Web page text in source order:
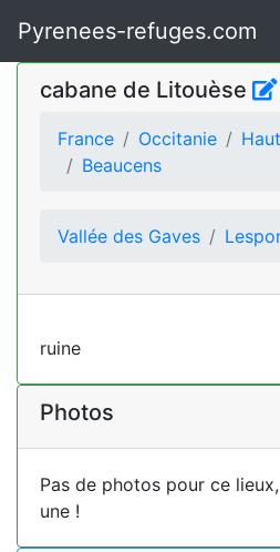
Pyrenees-refuges.com
cabane de Litouèse
France Occitanie
Beaucens
Vallée des Gaves
ruine
Photos
Pas de photos pour ce
une !